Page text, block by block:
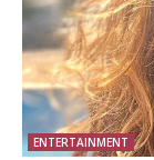
ENTERTAINMENT